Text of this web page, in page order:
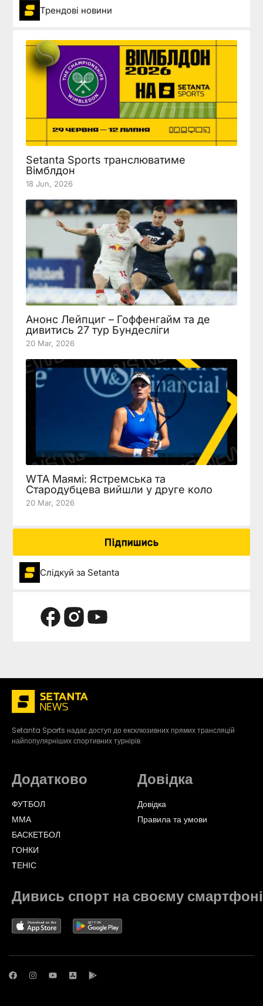
Трендові новини
Setanta Sports транслюватиме
Вімблдон
18 Jun, 2026
Анонс Лейпциг – Гоффенгайм та де
дивитись 27 тур Бундесліги
20 Mar, 2026
WTA Маямі: Ястремська та
Стародубцева вийшли у друге коло
20 Mar, 2026
Підпишись
Слідкуй за Setanta
Setanta Sports надає доступ до ексклюзивних прямих трансляцій
найпопулярніших спортивних турнірів.
Додатково
ФУТБОЛ
ММА
БАСКЕТБОЛ
ГОНКИ
TЕНІС
Довідка
Довідка
Правила та умови
Дивись спорт на своєму смартфоні